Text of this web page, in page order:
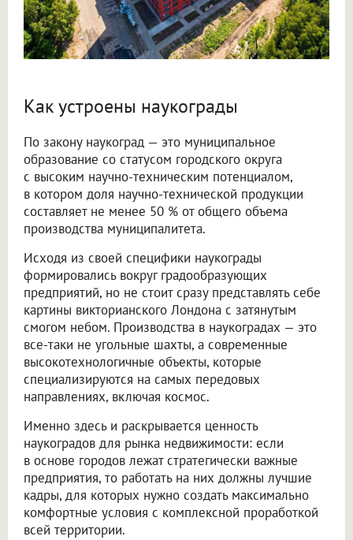
Как устроены наукограды
По закону наукоград — это муниципальное
образование со статусом городского округа
с высоким научно-техническим потенциалом,
в котором доля научно-технической продукции
составляет не менее 50 % от общего объема
производства муниципалитета.
Исходя из своей специфики наукограды
формировались вокруг градообразующих
предприятий, но не стоит сразу представлять себе
картины викторианского Лондона с затянутым
смогом небом. Производства в наукоградах — это
все-таки не угольные шахты, а современные
высокотехнологичные объекты, которые
специализируются на самых передовых
направлениях, включая космос.
Именно здесь и раскрывается ценность
наукоградов для рынка недвижимости: если
в основе городов лежат стратегически важные
предприятия, то работать на них должны лучшие
кадры, для которых нужно создать максимально
комфортные условия с комплексной проработкой
всей территории.